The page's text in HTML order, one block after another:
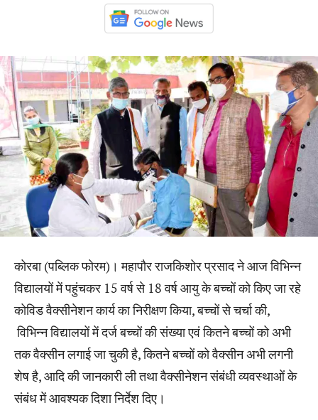
कोरबा (पब्लिक फोरम)। महापौर राजकिशोर प्रसाद ने आज विभिन्न
विद्यालयों में पहुंचकर 15 वर्ष से 18 वर्ष आयु के बच्चों को किए जा रहे
कोविड वैक्सीनेशन कार्य का निरीक्षण किया, बच्चों से चर्चा की,
विभिन्न विद्यालयों में दर्ज बच्चों की संख्या एवं कितने बच्चों को अभी
तक वैक्सीन लगाई जा चुकी है, कितने बच्चों को वैक्सीन अभी लगनी
शेष है, आदि की जानकारी ली तथा वैक्सीनेशन संबंधी व्यवस्थाओं के
संबंध में आवश्यक दिशा निर्देश दिए।